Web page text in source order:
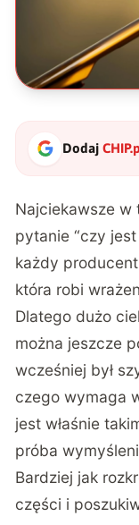
Dodaj
Najciekawsze w
pytanie “czy
każdy
która robi
Dlatego dużo
można jeszcze
wcześniej był
czego wymaga
jest właśnie
próba
Bardziej jak
części i